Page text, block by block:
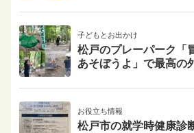
子どもとお出かけ
松戸のプレーパーク「
あそぼうよ」で最高の
お役立ち情報
松戸市の就学時健康診